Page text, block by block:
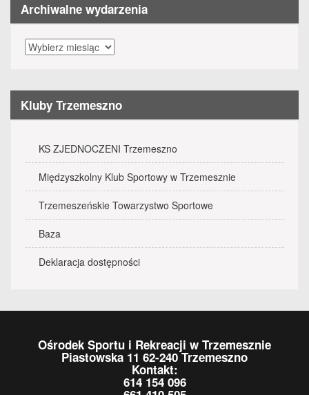
Archiwalne wydarzenia
Archiwalne
wydarzenia
Kluby Trzemeszno
KS ZJEDNOCZENI Trzemeszno
Międzyszkolny Klub Sportowy w Trzemesznie
Trzemeszeńskie Towarzystwo Sportowe
Baza
Deklaracja dostępności
Ośrodek Sportu i Rekreacji w Trzemesznie
Piastowska 11 62-240 Trzemeszno
Kontakt:
614 154 096